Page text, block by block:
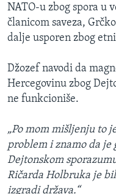
NATO-u zbog spora u
članicom saveza,
dalje usporen zbog
Džozef navodi da
Hercegovinu zbog
ne funkcioniše.
„Po mom mišljenju to
problem i znamo da je
Dejtonskom
Ričarda Holbruka je
izgradi država.“